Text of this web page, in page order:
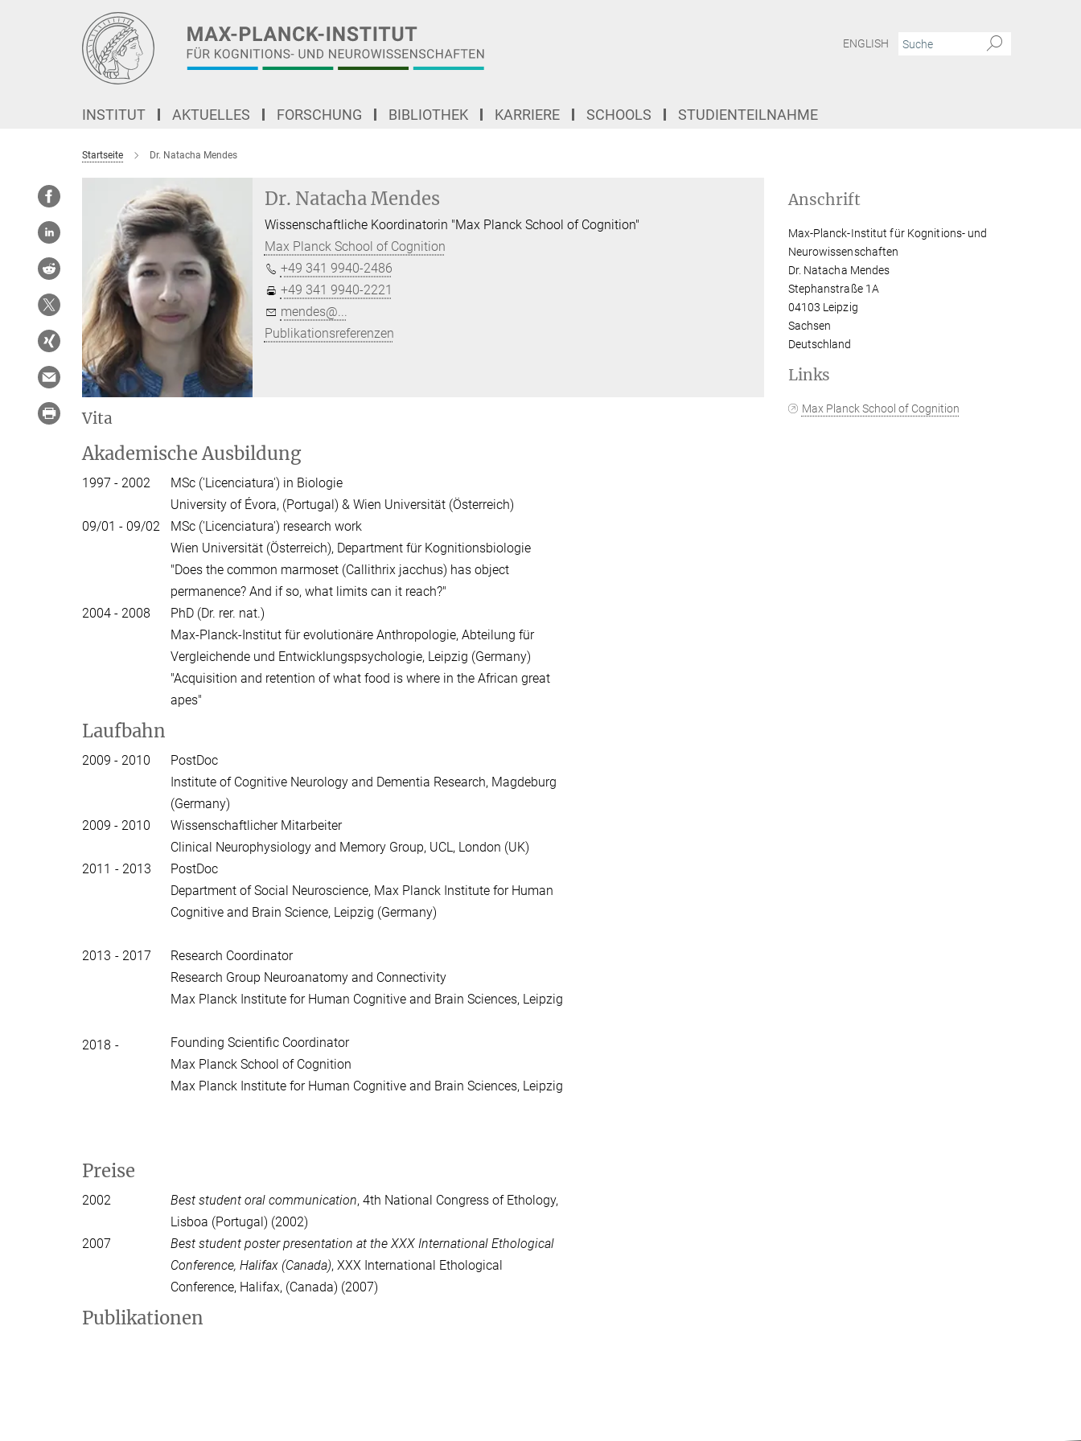
ENGLISH
INSTITUT AKTUELLES FORSCHUNG BIBLIOTHEK KARRIERE SCHOOLS STUDIENTEILNAHME
Startseite Dr. Natacha Mendes
Dr. Natacha Mendes
Wissenschaftliche Koordinatorin "Max Planck School of Cognition"
Max Planck School of Cognition
+49 341 9940-2486
+49 341 9940-2221
mendes@...
Publikationsreferenzen
Vita
Akademische Ausbildung
1997 - 2002
MSc ('Licenciatura') in Biologie
University of Évora, (Portugal) & Wien Universität (Österreich)
09/01 - 09/02
MSc ('Licenciatura') research work
Wien Universität (Österreich), Department für Kognitionsbiologie
"Does the common marmoset (Callithrix jacchus) has object
permanence? And if so, what limits can it reach?"
2004 - 2008
PhD (Dr. rer. nat.)
Max-Planck-Institut für evolutionäre Anthropologie, Abteilung für
Vergleichende und Entwicklungspsychologie, Leipzig (Germany)
"Acquisition and retention of what food is where in the African great
apes"
Laufbahn
2009 - 2010
PostDoc
Institute of Cognitive Neurology and Dementia Research, Magdeburg
(Germany)
2009 - 2010
Wissenschaftlicher Mitarbeiter
Clinical Neurophysiology and Memory Group, UCL, London (UK)
2011 - 2013
2013 - 2017
2018 -
PostDoc
Department of Social Neuroscience, Max Planck Institute for Human
Cognitive and Brain Science, Leipzig (Germany)
Research Coordinator
Research Group Neuroanatomy and Connectivity
Max Planck Institute for Human Cognitive and Brain Sciences, Leipzig
Founding Scientific Coordinator
Max Planck School of Cognition
Max Planck Institute for Human Cognitive and Brain Sciences, Leipzig
Preise
2002 Best student oral communication, 4th National Congress of Ethology,
Lisboa (Portugal) (2002)
2007
Best student poster presentation at the XXX International Ethological
Conference, Halifax (Canada), XXX International Ethological
Conference, Halifax, (Canada) (2007)
Publikationen
Anschrift
Max-Planck-Institut für Kognitions- und
Neurowissenschaften
Dr. Natacha Mendes
Stephanstraße 1A
04103 Leipzig
Sachsen
Deutschland
Links
Max Planck School of Cognition